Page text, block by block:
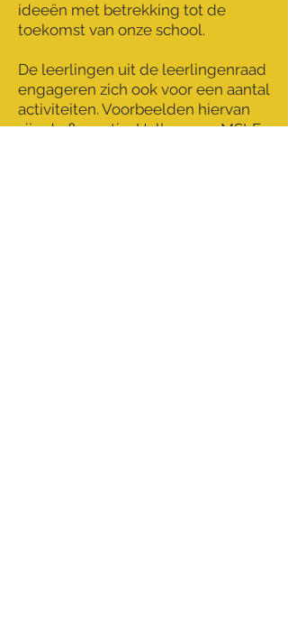
ideeën met betrekking tot de
toekomst van onze school.
De leerlingen uit de leerlingenraad
engageren zich ook voor een aantal
activiteiten. Voorbeelden hiervan
zijn de fluoactie, Halloween, MSLE